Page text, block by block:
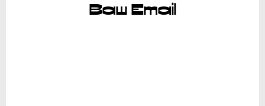
Ваш Email